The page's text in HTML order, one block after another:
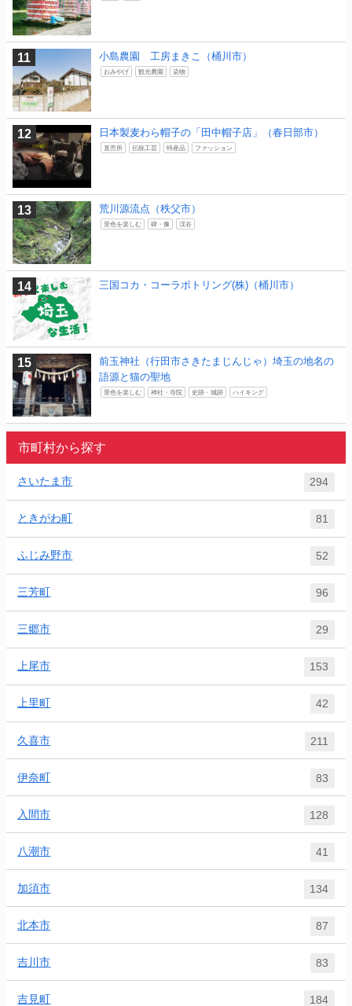
小島農園 工房まきこ（桶川市）
おみやげ 観光農園 染物
日本製麦わら帽子の「田中帽子店」（春日部市）
直売所 伝統工芸 特産品 ファッション
荒川源流点（秩父市）
景色を楽しむ 碑・像 渓谷
三国コカ・コーラボトリング(株)（桶川市）
前玉神社（行田市さきたまじんじゃ）埼玉の地名の
語源と猫の聖地
景色を楽しむ 神社・寺院 史跡・城跡 ハイキング
市町村から探す
さいたま市 294
ときがわ町 81
ふじみ野市 52
三芳町 96
三郷市 29
上尾市 153
上里町 42
久喜市 211
伊奈町 83
入間市 128
八潮市 41
加須市 134
北本市 87
吉川市 83
吉見町 184